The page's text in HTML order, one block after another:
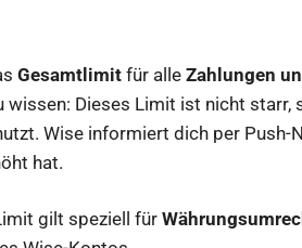
Gesamtlimitfür alleZahlungen
wissen: Dieses Limit ist nicht starr,
Wise informiert dich per Push-
hat.
gilt speziell für